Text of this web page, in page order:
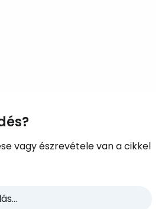
vagy észrevétele van a cikkel